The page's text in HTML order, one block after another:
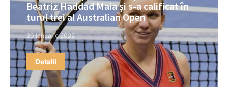
Beatriz Haddad Maia și s-a calificat în
turul trei al Australian Open
20 ianuarie 2022
Detalii